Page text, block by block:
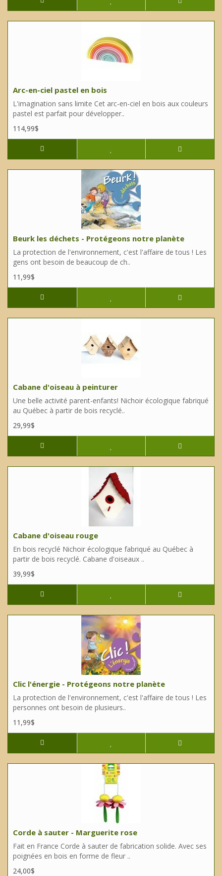
Arc-en-ciel pastel en bois
L'imagination sans limite Cet arc-en-ciel en bois aux couleurs
pastel est parfait pour développer..
114,99$
Beurk les déchets - Protégeons notre planète
La protection de l'environnement, c'est l'affaire de tous ! Les
gens ont besoin de beaucoup de ch..
11,99$
Cabane d'oiseau à peinturer
Une belle activité parent-enfants! Nichoir écologique fabriqué
au Québec à partir de bois recyclé..
29,99$
Cabane d'oiseau rouge
En bois recyclé Nichoir écologique fabriqué au Québec à
partir de bois recyclé. Cabane d'oiseaux ..
39,99$
Clic l'énergie - Protégeons notre planète
La protection de l'environnement, c'est l'affaire de tous ! Les
personnes ont besoin de plusieurs..
11,99$
Corde à sauter - Marguerite rose
Fait en France Corde à sauter de fabrication solide. Avec ses
poignées en bois en forme de fleur ..
24,00$